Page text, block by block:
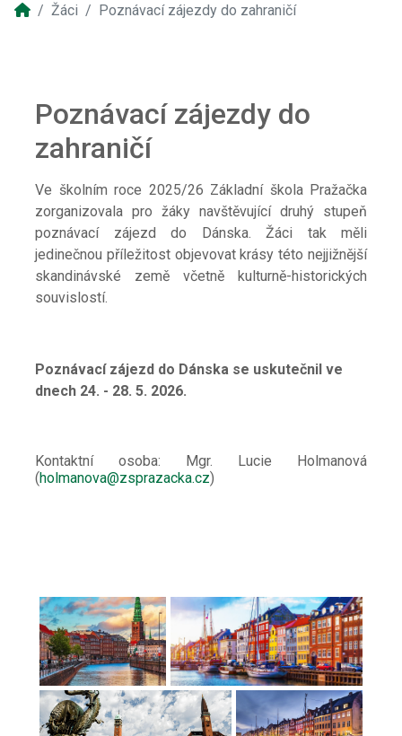
Žáci Poznávací zájezdy do zahraničí
Poznávací zájezdy do
zahraničí
Ve školním roce 2025/26 Základní škola Pražačka
zorganizovala pro žáky navštěvující druhý stupeň
poznávací zájezd do Dánska. Žáci tak měli
jedinečnou příležitost objevovat krásy této nejjižnější
skandinávské země včetně kulturně-historických
souvislostí.
Poznávací zájezd do Dánska se uskutečnil ve
dnech 24. - 28. 5. 2026.
Kontaktní osoba: Mgr. Lucie Holmanová
(holmanova@zsprazacka.cz)